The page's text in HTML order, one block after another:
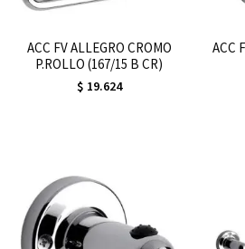
ACC FV ALLEGRO CROMO
P.ROLLO (167/15 B CR)
$ 19.624
ACC